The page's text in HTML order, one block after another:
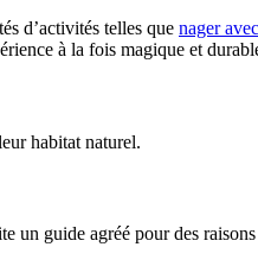
d’activités telles que nager
à la fois magique et
habitat naturel.
un guide agréé pour des